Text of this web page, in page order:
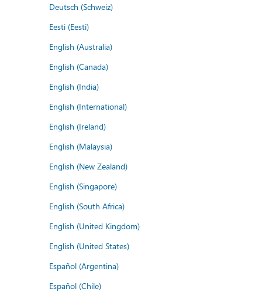
Deutsch (Schweiz)
Eesti (Eesti)
English (Australia)
English (Canada)
English (India)
English (International)
English (Ireland)
English (Malaysia)
English (New Zealand)
English (Singapore)
English (South Africa)
English (United Kingdom)
English (United States)
Español (Argentina)
Español (Chile)